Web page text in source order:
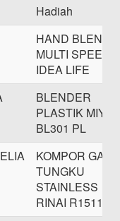
Hadiah
HAND
MULTI SPEED
IDEA LIFE
BLENDER
PLASTIK
BL301 PL
KOMPOR GAS
TUNGKU
STAINLESS
RINAI R1511E